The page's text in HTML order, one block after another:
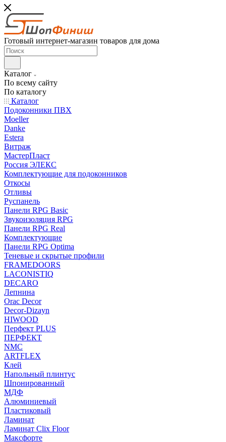
Готовый интернет-магазин товаров для дома
Каталог
По всему сайту
По каталогу
Каталог
Подоконники ПВХ
Moeller
Danke
Estera
Витраж
МастерПласт
Россия ЭЛЕКС
Комплектующие для подоконников
Откосы
Отливы
Руспанель
Панели RPG Basic
Звукоизоляция RPG
Панели RPG Real
Комплектующие
Панели RPG Optima
Теневые и скрытые профили
FRAMEDOORS
LACONISTIQ
DECARO
Лепнина
Orac Decor
Decor-Dizayn
HIWOOD
Перфект PLUS
ПЕРФЕКТ
NMC
ARTFLEX
Клей
Напольный плинтус
Шпонированный
МДФ
Алюминиевый
Пластиковый
Ламинат
Ламинат Clix Floor
Максфорте